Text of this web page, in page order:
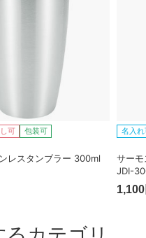
可 包装可
レスタンブラー 300ml
名入れ
サー
JDI-